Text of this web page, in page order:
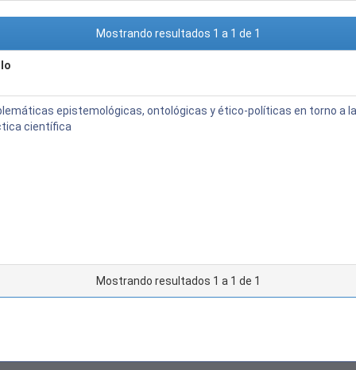
Mostrando resultados 1 a 1 de 1
epistemológicas, ontológicas y ético-políticas en torno a
científica
Mostrando resultados 1 a 1 de 1